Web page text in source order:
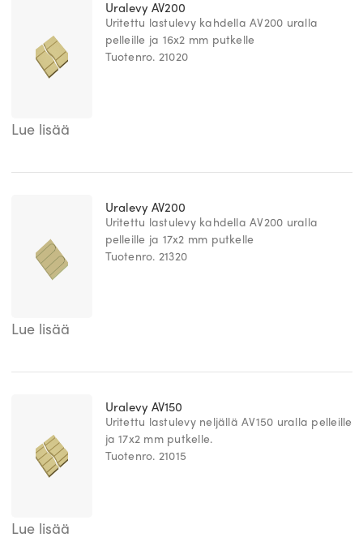
Uralevy AV200
Uritettu lastulevy kahdella AV200 uralla
pelleille ja 16x2 mm putkelle
Tuotenro. 21020
Lue lisää
Uralevy AV200
Uritettu lastulevy kahdella AV200 uralla
pelleille ja 17x2 mm putkelle
Tuotenro. 21320
Lue lisää
Uralevy AV150
Uritettu lastulevy neljällä AV150 uralla pelleille
ja 17x2 mm putkelle.
Tuotenro. 21015
Lue lisää